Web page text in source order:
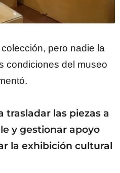
pero nadie la
condiciones del museo
trasladar las piezas a
y gestionar apoyo
la exhibición cultural